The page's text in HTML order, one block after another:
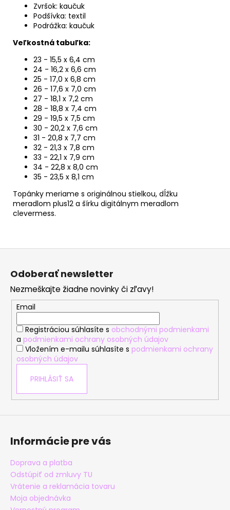
Zvršok: kaučuk
Podšívka: textil
Podrážka: kaučuk
Veľkostná tabuľka:
23 - 15,5 x 6,4 cm
24 - 16,2 x 6,6 cm
25 - 17,0 x 6,8 cm
26 - 17,6 x 7,0 cm
27 - 18,1 x 7,2 cm
28 - 18,8 x 7,4 cm
29 - 19,5 x 7,5 cm
30 - 20,2 x 7,6 cm
31 - 20,8 x 7,7 cm
32 - 21,3 x 7,8 cm
33 - 22,1 x 7,9 cm
34 - 22,8 x 8,0 cm
35 - 23,5 x 8,1 cm
Topánky meriame s originálnou stielkou, dĺžku
meradlom plus12 a šírku digitálnym meradlom
clevermess.
Z
Odoberať newsletter
Nezmeškajte žiadne novinky či zľavy!
Email
Registráciou súhlasíte s obchodnými podmienkami
a podmienkami ochrany osobných údajov
Vložením e-mailu súhlasíte s podmienkami ochrany
osobných údajov
PRIHLÁSIŤ SA
Informácie pre vás
Doprava a platba
Odstúpiť od zmluvy TU
Vrátenie a reklamácia tovaru
Moja objednávka